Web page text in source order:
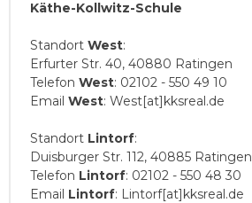
Käthe-Kollwitz-Schule
Standort West:
Erfurter Str. 40, 40880 Ratingen
Telefon West: 02102 - 550 49 10
Email West: West[at]kksreal.de
Standort Lintorf:
Duisburger Str. 112, 40885 Ratingen
Telefon Lintorf: 02102 - 550 48 30
Email Lintorf: Lintorf[at]kksreal.de